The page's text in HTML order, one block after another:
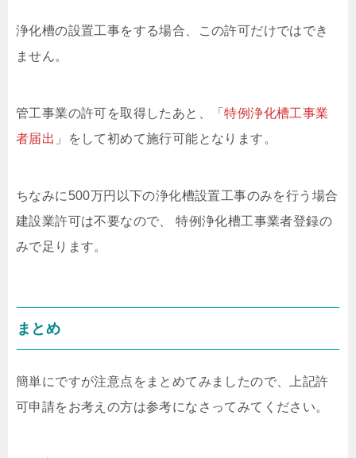
浄化槽の設置工事をする場合、この許可だけではでき
ません。
管工事業の許可を取得したあと、「特例浄化槽工事業
者届出 」をして初めて施行可能となります。
ちなみに500万円以下の浄化槽設置工事のみを行う場合
建設業許可は不要なので、 特例浄化槽工事業者登録の
みで足ります。
まとめ
簡単にですが注意点をまとめてみましたので、上記許
可申請をお考えの方は参考になさってみてください。